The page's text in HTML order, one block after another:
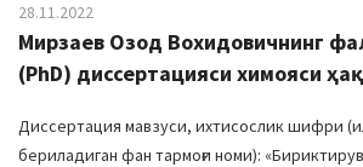
28.11.2022
Мирзаев Озод Вохидовичнинг
(PhD) диссертацияси химояси
Диссертация мавзуси, ихтисослик шифри
бериладиган фан тармоғи номи):